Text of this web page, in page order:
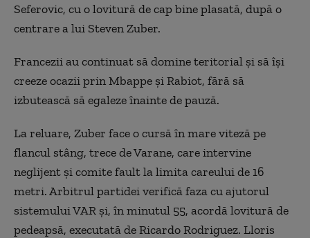
Seferovic, cu o lovitură de cap bine plasată, după o
centrare a lui Steven Zuber.
Francezii au continuat să domine teritorial și să își
creeze ocazii prin Mbappe și Rabiot, fără să
izbutească să egaleze înainte de pauză.
La reluare, Zuber face o cursă în mare viteză pe
flancul stâng, trece de Varane, care intervine
neglijent și comite fault la limita careului de 16
metri. Arbitrul partidei verifică faza cu ajutorul
sistemului VAR și, în minutul 55, acordă lovitură de
pedeapsă, executată de Ricardo Rodriguez. Lloris